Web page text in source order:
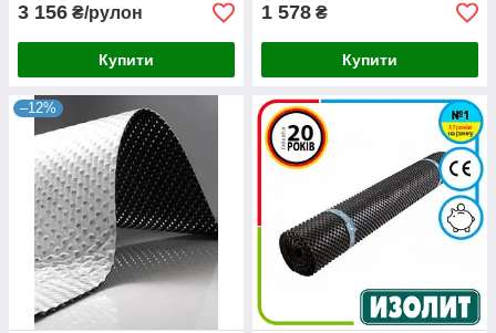
3 156 ₴/рулон
Купити
1 578 ₴
Купити
–12%